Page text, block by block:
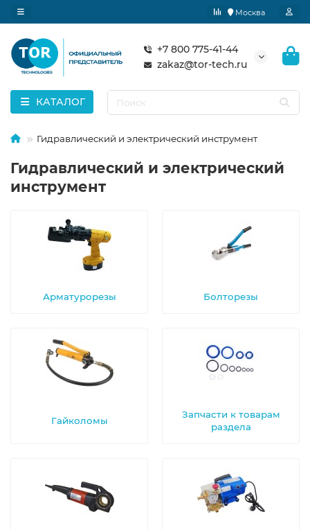
Москва
+7 800 775-41-44
zakaz@tor-tech.ru
КАТАЛОГ
Гидравлический и электрический инструмент
Гидравлический и электрический
инструмент
Арматурорезы Болторезы
Гайколомы
Запчасти к товарам
раздела